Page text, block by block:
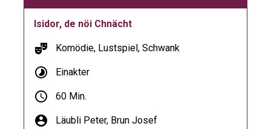
Isidor, de nöi Chnächt
theater_comedy Komödie, Lustspiel, Schwank
timelapse Einakter
schedule 60 Min.
account_circle Läubli Peter,Brun Josef